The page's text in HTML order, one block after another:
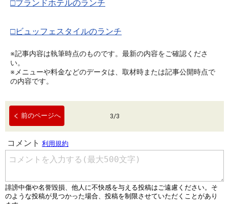
□ブランドホテルのランチ
□ビュッフェスタイルのランチ
※記事内容は執筆時点のものです。最新の内容をご確認くださ
い。
※メニューや料金などのデータは、取材時または記事公開時点で
の内容です。
前のページへ 3/3